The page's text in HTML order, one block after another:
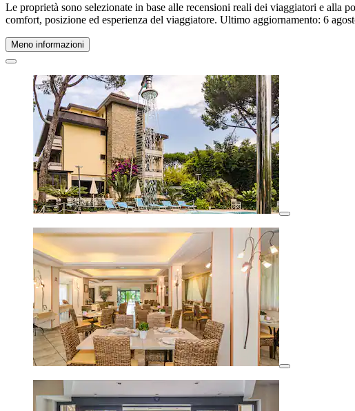
Le proprietà sono selezionate in base alle recensioni reali dei viaggiatori e alla
comfort, posizione ed esperienza del viaggiatore. Ultimo aggiornamento: 6
Meno informazioni